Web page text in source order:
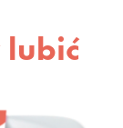
lubić